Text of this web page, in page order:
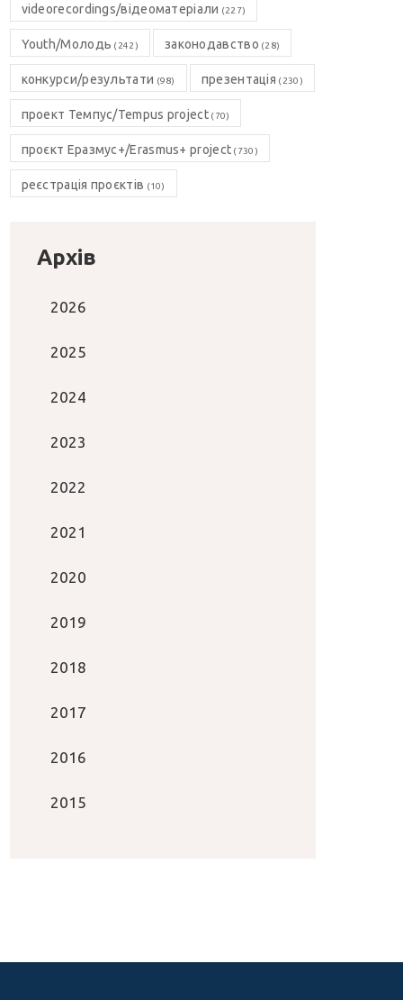
videorecordings/відеоматеріали (227)
Youth/Молодь (242) законодавство (28)
конкурси/результати (98) презентація (230)
проект Темпус/Tempus project(70)
проєкт Еразмус+/Erasmus+ project (730)
реєстрація проєктів (10)
Архів
2026
2025
2024
2023
2022
2021
2020
2019
2018
2017
2016
2015